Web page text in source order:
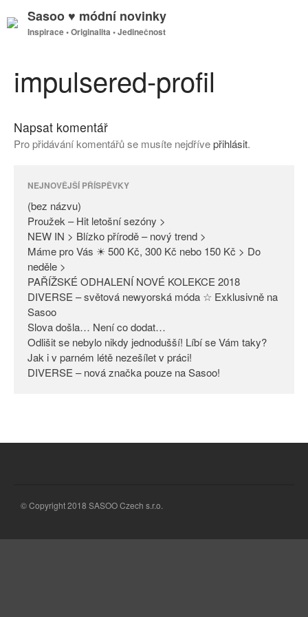
Proužek – Hit letošní sezóny >
Kč nebo 150 Kč > Do neděle >
PAŘÍŽSKÉ ODHALENÍ NOVÉ
KOLEKCE 2018
móda ☆ Exklusivně na Sasoo
Odlišit se nebylo nikdy
jednodušší! Líbí se Vám taky?
Jak i v parném létě nezešílet v
práci!
Sasoo ♥ módní novinky
Inspirace • Originalita • Jedinečnost
impulsered-profil
Napsat komentář
Pro přidávání komentářů se musíte nejdřívepřihlásit.
NEJNOVĚJŠÍ PŘÍSPĚVKY
(bez názvu)
Proužek – Hit letošní sezóny >
NEW IN > Blízko přírodě – nový trend >
Máme pro Vás ☀ 500 Kč, 300 Kč nebo 150 Kč > Do
neděle >
PAŘÍŽSKÉ ODHALENÍ NOVÉ KOLEKCE 2018
DIVERSE – světová newyorská móda ☆ Exklusivně na
Sasoo
Slova došla… Není co dodat…
Odlišit se nebylo nikdy jednodušší! Líbí se Vám taky?
Jak i v parném létě nezešílet v práci!
DIVERSE – nová značka pouze na Sasoo!
© Copyright 2018 SASOO Czech s.r.o.